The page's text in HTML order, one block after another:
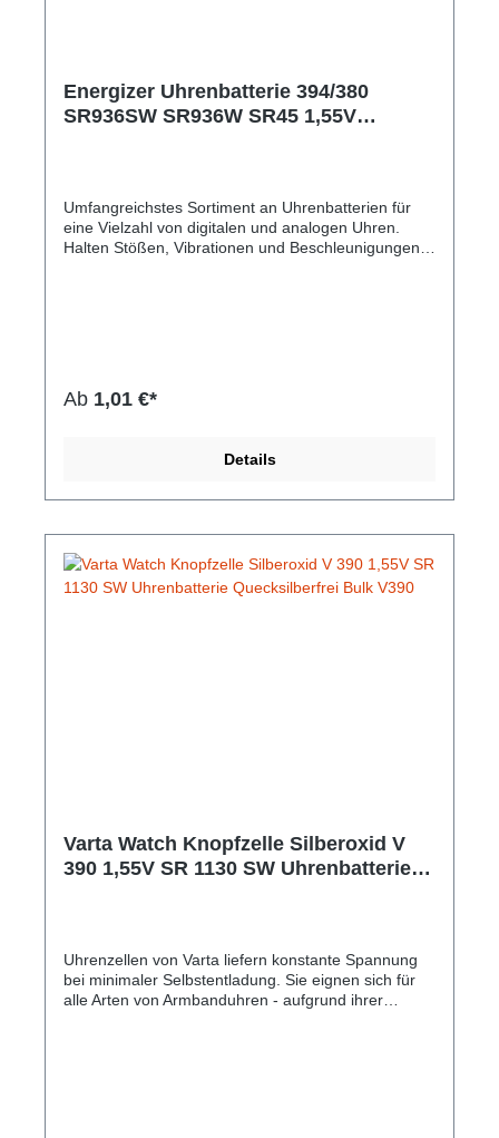
Energizer Uhrenbatterie 394/380
SR936SW SR936W SR45 1,55V
Umfangreichstes Sortiment an Uhrenbatterien für
eine Vielzahl von digitalen und analogen Uhren.
Halten Stößen, Vibrationen und Beschleunigungen
Ab 1,01 €*
Details
Varta Watch Knopfzelle Silberoxid V
390 1,55V SR 1130 SW Uhrenbatterie
Uhrenzellen von Varta liefern konstante Spannung
bei minimaler Selbstentladung. Sie eignen sich für
alle Arten von Armbanduhren - aufgrund ihrer